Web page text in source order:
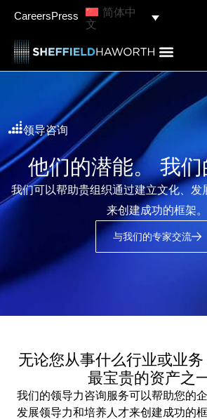
CareersPress
简体中
文
领导咨询
他们的潜能。 我
我们可以帮助贵组织通过建立文化、发
来创建成功的框架。
与我们的专家交流
无论您从事什么行业或业
最宝贵的资产之一
我们的领导力咨询服务可以帮助您的
发展领导力和培养人才来创建成功的